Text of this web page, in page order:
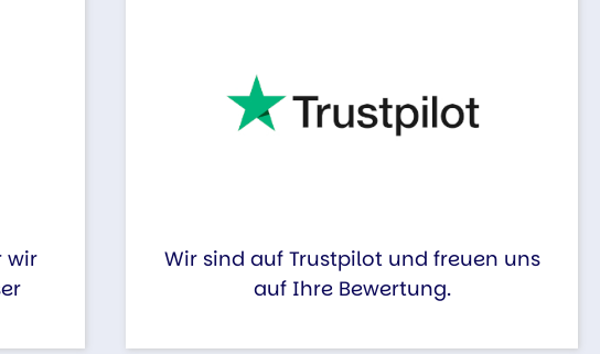
wir
Wir sind auf Trustpilot und freuen uns
auf Ihre Bewertung.